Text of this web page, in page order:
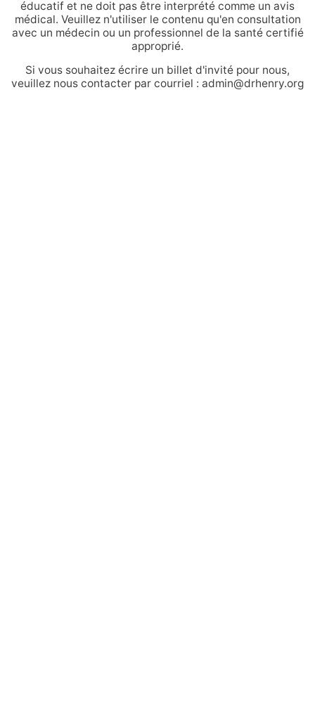
éducatif et ne doit pas être interprété comme un avis
médical. Veuillez n'utiliser le contenu qu'en consultation
avec un médecin ou un professionnel de la santé certifié
approprié.
Si vous souhaitez écrire un billet d'invité pour nous,
veuillez nous contacter par courriel : admin@drhenry.org